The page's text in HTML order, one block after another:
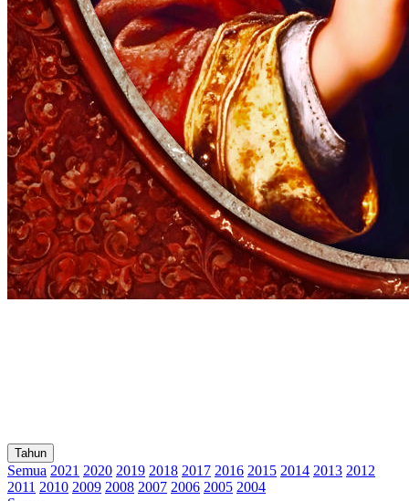
Tahun
Semua 2021 2020 2019 2018 2017 2016 2015 2014 2013 2012
2011 2010 2009 2008 2007 2006 2005 2004